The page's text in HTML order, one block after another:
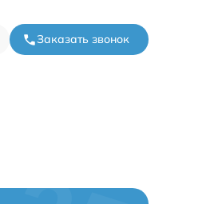
Заказать звонок